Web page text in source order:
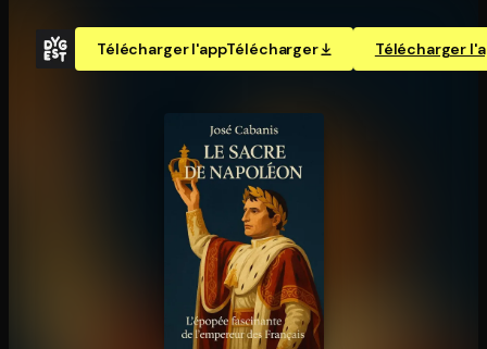
Télécharger l'appTélécharger Télécharger